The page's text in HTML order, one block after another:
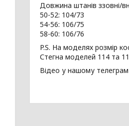
Довжина штанів ззовні/
50-52: 104/73
54-56: 106/75
58-60: 106/76
P.S. На моделях розмір
Стегна моделей 114 та
Відео у нашому телеграм